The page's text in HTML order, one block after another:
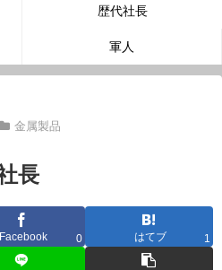
歴代社長
軍人
金属製品
長
Facebook 0 はてブ 1